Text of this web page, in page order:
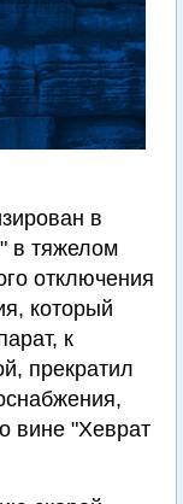
в
в тяжелом
отключения
который
к
прекратил
вине "Хеврат